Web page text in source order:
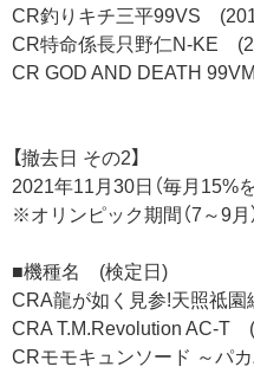
CR釣りキチ三平99VS
CR特命係長只野仁N-KE
CR GOD AND DEATH
【撤去日 その2】
2021年11月30日（毎月15%
※オリンピック期間（7～9月
■機種名 (検定日)
CRA龍が如く見参!天照祗
CRA T.M.Revolution AC-T
CRモモキュンソード ～パ